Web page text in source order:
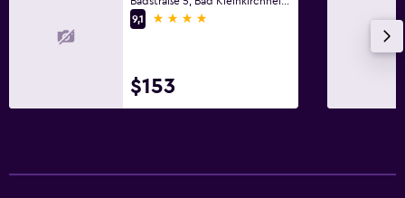
9,1
4 estrellas
$153